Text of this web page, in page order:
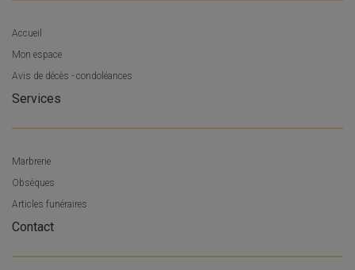
Accueil
Mon espace
Avis de décès - condoléances
Services
Marbrerie
Obsèques
Articles funéraires
Contact